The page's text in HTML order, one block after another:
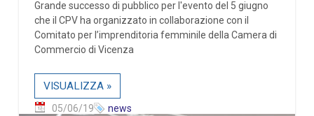
Grande successo di pubblico per l'evento del 5 giugno
che il CPV ha organizzato in collaborazione con il
Comitato per l’imprenditoria femminile della Camera di
Commercio di Vicenza
VISUALIZZA »
05/06/19 news